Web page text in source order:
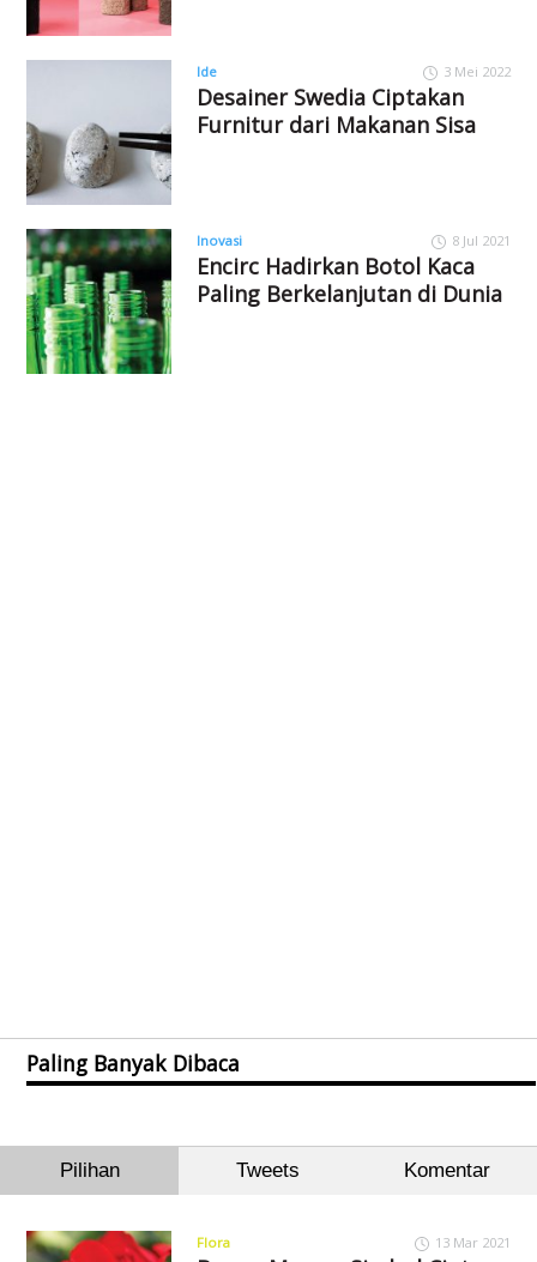
Ide 3 Mei 2022
Desainer Swedia Ciptakan
Furnitur dari Makanan Sisa
Inovasi 8 Jul 2021
Encirc Hadirkan Botol Kaca
Paling Berkelanjutan di Dunia
Paling Banyak Dibaca
Pilihan Tweets Komentar
Flora 13 Mar 2021